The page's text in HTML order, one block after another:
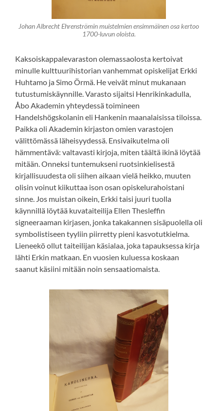
Johan Albrecht Ehrenströmin muistelmien ensimmäinen osa kertoo
1700-luvun oloista.
Kaksoiskappalevaraston olemassaolosta kertoivat
minulle kulttuurihistorian vanhemmat opiskelijat Erkki
Huhtamo ja Simo Örmä. He veivät minut mukanaan
tutustumiskäynnille. Varasto sijaitsi Henrikinkadulla,
Åbo Akademin yhteydessä toimineen
Handelshögskolanin eli Hankenin maanalaisissa tiloissa.
Paikka oli Akademin kirjaston omien varastojen
välittömässä läheisyydessä. Ensivaikutelma oli
hämmentävä: valtavasti kirjoja, miten täältä ikinä löytää
mitään. Onneksi tuntemukseni ruotsinkielisestä
kirjallisuudesta oli siihen aikaan vielä heikko, muuten
olisin voinut kiikuttaa ison osan opiskelurahoistani
sinne. Jos muistan oikein, Erkki taisi juuri tuolla
käynnillä löytää kuvataiteilija Ellen Thesleffin
signeeraaman kirjasen, jonka takakannen sisäpuolella oli
symbolistiseen tyyliin piirretty pieni kasvotutkielma.
Lieneekö ollut taiteilijan käsialaa, joka tapauksessa kirja
lähti Erkin matkaan. En vuosien kuluessa koskaan
saanut käsiini mitään noin sensaatiomaista.